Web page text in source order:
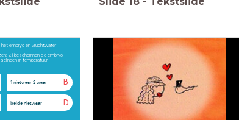
het embryo en vruchtwater
Zij beschermen de embryo
in temperatuur
B
1 nietwaar 2 waar
D
beide nietwaar